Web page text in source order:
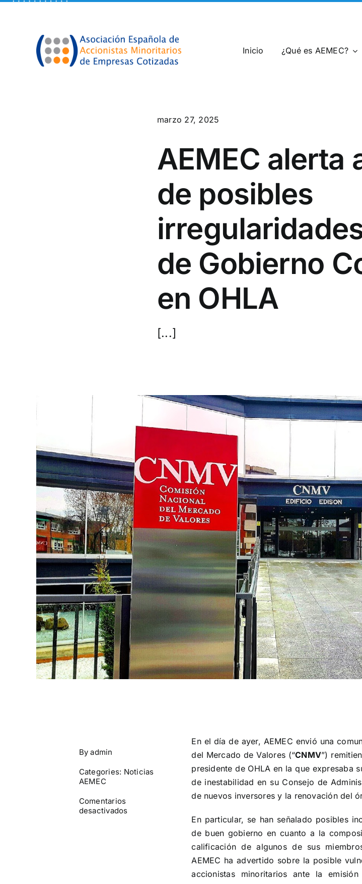
Inicio
¿Qué es AEMEC?
marzo 27, 2025
AEMEC alerta
de posibles
de Gobierno
en OHLA
[...]
Byadmin
Categories: Noticias
AEMEC
Comentarios
desactivadosen
En el día de ayer, AEMEC envió una
del Mercado de Valores (“CNMV”)
presidente de OHLA en la que expresaba
de inestabilidad en su Consejo de
de nuevos inversores y la renovación del
En particular, se han señalado posibles
de buen gobierno en cuanto a la
calificación de algunos de sus
AEMEC ha advertido sobre la posible
accionistas minoritarios ante la